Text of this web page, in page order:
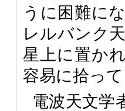
うに困難に
レルバンク
星上に置か
容易に拾っ
電波天文学